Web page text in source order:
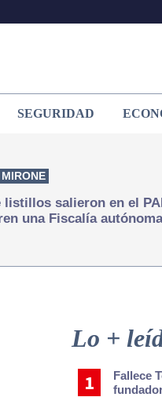
SEGURIDAD
listillos salieron en el
una Fiscalía
Sidebar
Lo +
Fallece